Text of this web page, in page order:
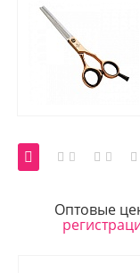
Оптовые